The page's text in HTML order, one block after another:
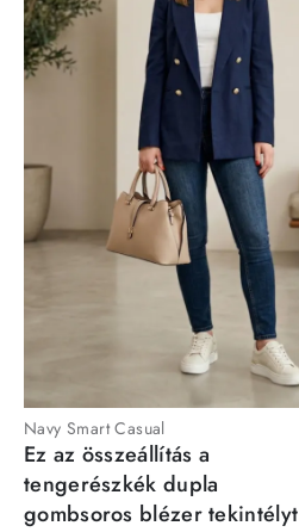
Navy Smart Casual
Ez az összeállítás a
tengerészkék dupla
gombsoros blézer tekintélyt